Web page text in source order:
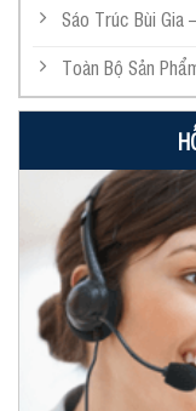
Sáo Trúc Bùi Gia
Toàn Bộ Sản